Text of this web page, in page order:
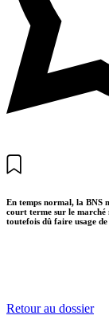
En temps normal, la BNS
court terme sur le marché
toutefois dû faire usage
Retour au dossier